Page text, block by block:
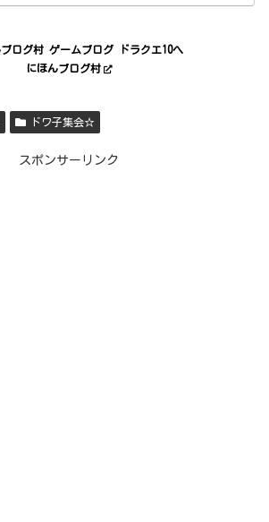
にほんブログ村
ドワ子集会☆
スポンサーリンク